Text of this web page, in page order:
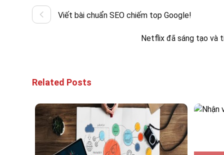
Viết bài chuẩn SEO chiếm top Google!
Netflix đã sáng tạo và
Related Posts